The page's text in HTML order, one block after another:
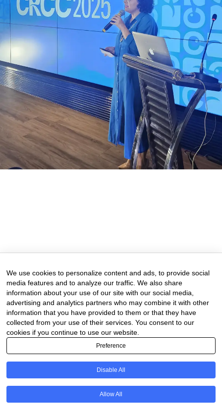
We use cookies to personalize content and ads, to provide social
media features and to analyze our traffic. We also share
information about your use of our site with our social media,
advertising and analytics partners who may combine it with other
information that you have provided to them or that they have
collected from your use of their services. You consent to our
cookies if you continue to use our website.
Preference
Disable All
Allow All